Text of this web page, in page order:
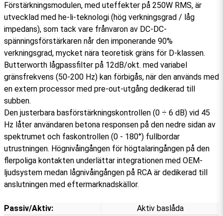
Förstärkningsmodulen, med uteffekter på 250W RMS, är
utvecklad med he-li-teknologi (hög verkningsgrad / låg
impedans), som tack vare frånvaron av DC-DC-
spänningsförstärkaren når den imponerande 90%
verkningsgrad, mycket nära teoretisk gräns för D-klassen.
Butterworth lågpassfilter på 12dB/okt. med variabel
gränsfrekvens (50-200 Hz) kan förbigås, när den används med
en extern processor med pre-out-utgång dedikerad till
subben.
Den justerbara basförstärkningskontrollen (0 ÷ 6 dB) vid 45
Hz låter användaren betona responsen på den nedre sidan av
spektrumet och faskontrollen (0 - 180°) fullbordar
utrustningen. Högnivåingången för högtalaringången på den
flerpoliga kontakten underlättar integrationen med OEM-
ljudsystem medan lågnivåingången på RCA är dedikerad till
anslutningen med eftermarknadskällor.
Passiv/Aktiv:
Aktiv baslåda